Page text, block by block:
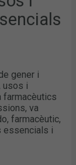
gener i
usos i
farmacèutics
va
farmacèutic,
essencials i